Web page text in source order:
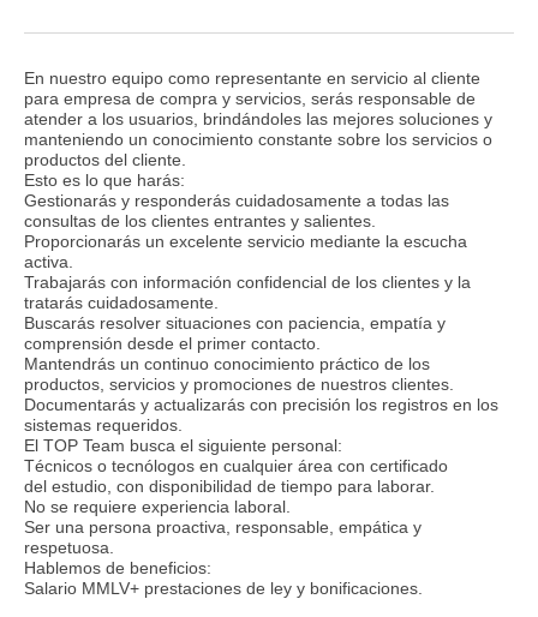
En nuestro equipo como representante en servicio al cliente
para empresa de compra y servicios, serás responsable de
atender a los usuarios, brindándoles las mejores soluciones y
manteniendo un conocimiento constante sobre los servicios o
productos del cliente.
Esto es lo que harás:
Gestionarás y responderás cuidadosamente a todas las
consultas de los clientes entrantes y salientes.
Proporcionarás un excelente servicio mediante la escucha
activa.
Trabajarás con información confidencial de los clientes y la
tratarás cuidadosamente.
Buscarás resolver situaciones con paciencia, empatía y
comprensión desde el primer contacto.
Mantendrás un continuo conocimiento práctico de los
productos, servicios y promociones de nuestros clientes.
Documentarás y actualizarás con precisión los registros en los
sistemas requeridos.
El TOP Team busca el siguiente personal:
Técnicos o tecnólogos en cualquier área con certificado
del estudio, con disponibilidad de tiempo para laborar.
No se requiere experiencia laboral.
Ser una persona proactiva, responsable, empática y
respetuosa.
Hablemos de beneficios:
Salario MMLV+ prestaciones de ley y bonificaciones.